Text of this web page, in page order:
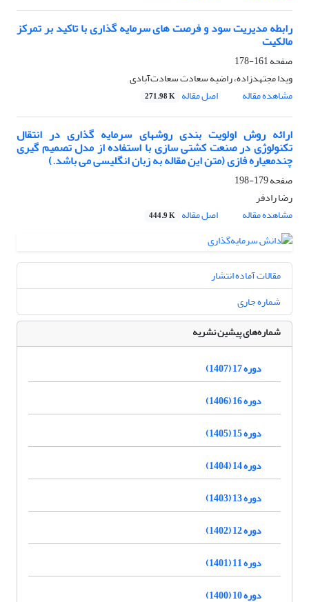
رابطه مدیریت سود و فرصت های سرمایه گذاری با تاکید بر تمرکز
مالکیت
صفحه161-178
ویدا مجتهدزاده، راضیه سعادت سعادت‌آبادی
مشاهده مقاله
اصل مقاله 271.98 K
ارائه روش اولویت بندی روشهای سرمایه گذاری در انتقال
تکنولوژی در صنعت کشتی سازی با استفاده از مدل تصمیم گیری
چندمعیاره فازی (متن این مقاله به زبان انگلیسی می باشد.)
صفحه179-198
رضا رادفر
مشاهده مقاله
اصل مقاله 444.9 K
مقالات آماده انتشار
شماره جاری
شماره‌های پیشین نشریه
دوره 17 (1407)
دوره 16 (1406)
دوره 15 (1405)
دوره 14 (1404)
دوره 13 (1403)
دوره 12 (1402)
دوره 11 (1401)
دوره 10 (1400)